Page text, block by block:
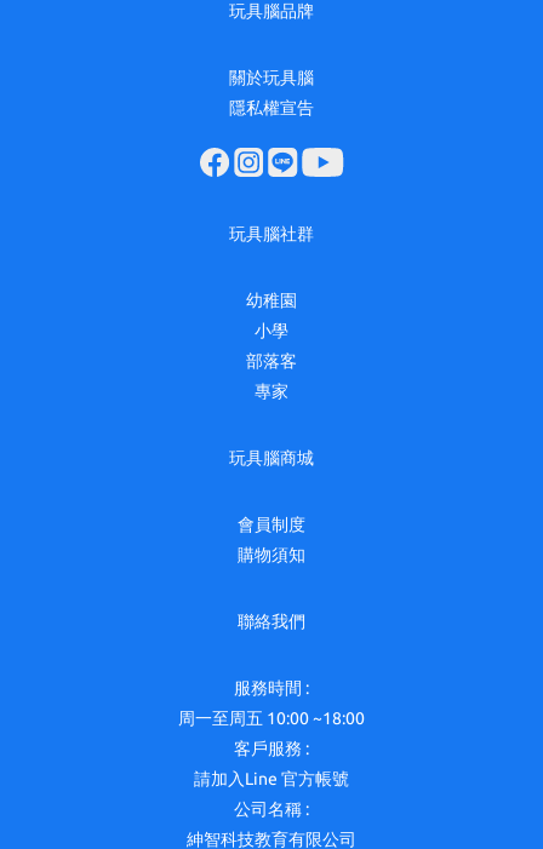
玩具腦品牌
關於玩具腦
隱私權宣告
玩具腦社群
幼稚園
小學
部落客
專家
玩具腦商城
會員制度
購物須知
聯絡我們
服務時間 :
周一至周五 10:00 ~18:00
客戶服務 :
請加入Line 官方帳號
公司名稱 :
紳智科技教育有限公司